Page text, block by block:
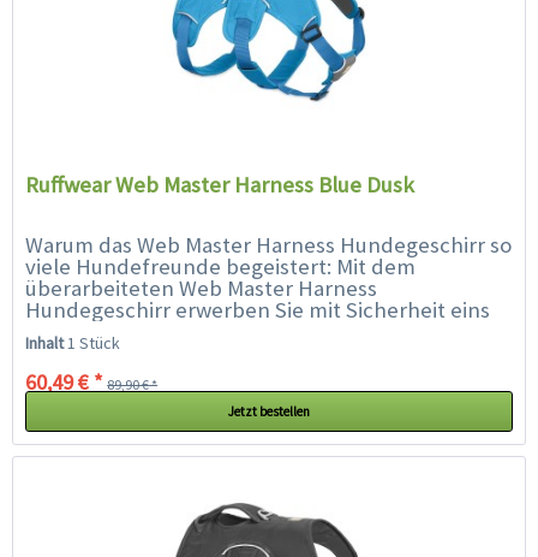
Ruffwear Web Master Harness Blue Dusk
Warum das Web Master Harness Hundegeschirr so
viele Hundefreunde begeistert: Mit dem
überarbeiteten Web Master Harness
Hundegeschirr erwerben Sie mit Sicherheit eins
der besten Hundegeschirre auf dem Markt.
Ursprünglich...
Inhalt1 Stück
60,49 € * 89,90 € *
Jetzt bestellen